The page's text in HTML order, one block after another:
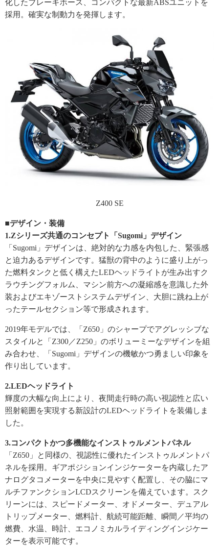
化したブレーキホース、コンパクトな最新ABSユニットを
採用。確実な制動力を発揮します。
Z400 SE
■デザイン・装備
1.Zシリーズ共通のコンセプト「Sugomi」デザイン
「Sugomi」デザインは、絶対的な力感を内包した、緊張感
と迫力あるデザインです。猛獣の背中のように盛り上がっ
た燃料タンクと低く構えたLEDヘッドライトが生み出すク
ラウチングフォルム、マシン前方への凝縮感を意識した外
装およびエキゾーストシステムデザイン、大胆に跳ね上が
ったテールセクション等で形成されます。
2019年モデルでは、「Z650」のシャープでアグレッシブな
スタイルと「Z300／Z250」のボリューミーなデザインを組
み合わせ、「Sugomi」デザインの機敏かつ勇ましい印象を
作り出しています。
2.LEDヘッドライト
輝度の大幅な向上により、夜間走行時の高い視認性と広い
照射範囲を実現する新設計のLEDヘッドライトを装備しま
した。
3.コンパクトかつ多機能なインストゥルメントパネル
「Z650」と同様の、視認性に優れたインストゥルメントパ
ネルを採用。ギアポジションインジケーターを内蔵したア
ナログタコメーターを中央に見やすく配置し、その脇にマ
ルチファンクションLCDスクリーンを備えています。スク
リーンには、スピードメーター、オドメーター、デュアル
トリップメーター、燃料計、航続可能距離、瞬間／平均の
燃費、水温、時計、エコノミカルライディングインジケー
ターを表示可能です。